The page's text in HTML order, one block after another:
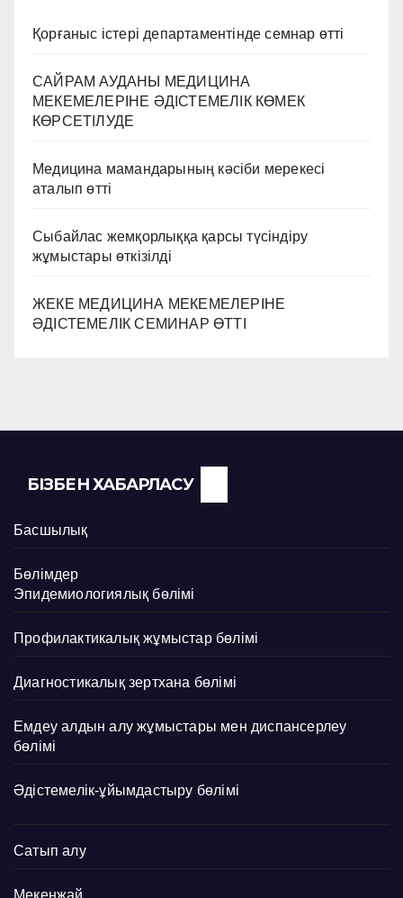
Қорғаныс істері департаментінде семнар өтті
САЙРАМ АУДАНЫ МЕДИЦИНА
МЕКЕМЕЛЕРІНЕ ӘДІСТЕМЕЛІК КӨМЕК
КӨРСЕТІЛУДЕ
Медицина мамандарының кәсіби мерекесі
аталып өтті
Сыбайлас жемқорлыққа қарсы түсіндіру
жұмыстары өткізілді
ЖЕКЕ МЕДИЦИНА МЕКЕМЕЛЕРІНЕ
ӘДІСТЕМЕЛІК СЕМИНАР ӨТТІ
БІЗБЕН ХАБАРЛАСУ
Басшылық
Бөлімдер
Эпидемиологиялық бөлімі
Профилактикалық жұмыстар бөлімі
Диагностикалық зертхана бөлімі
Емдеу алдын алу жұмыстары мен диспансерлеу
бөлімі
Әдістемелік-ұйымдастыру бөлімі
Сатып алу
Мекенжай